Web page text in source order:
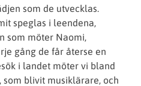
som de utvecklas.
speglas i leendena,
som möter Naomi,
gång de får återse en
i landet möter vi bland
som blivit musiklärare, och